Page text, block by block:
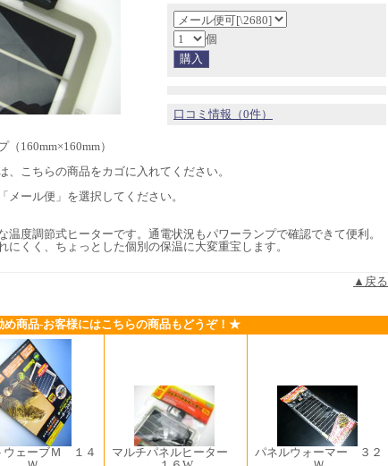
個
口コミ情報（0件）
160mm×160mm）
、こちらの商品をカゴに入れてください。
ール便」を選択してください。
温度調節式ヒーターです。通電状況もパワーランプで確認できて便利。
くく、ちょっとした個別の保温に大変重宝します。
▲戻る
商品-お客様にはこちらの商品もどうぞ！★
ウェーブＭ １４
マルチパネルヒーター
パネルウォーマー ３２